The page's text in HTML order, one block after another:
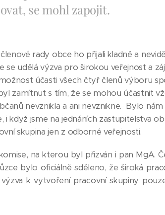
se mohl zapojit.
rady obce ho přijali kladně a
udělá výzva pro širokou veřejnost a
účasti všech čtyř členů výboru
zamítnut s tím, že se mohou účastnit
nevznikla a ani nevznikne. Bylo
když jsme na jednáních zastupitelstva
skupina jen z odborné veřejnosti.
na kterou byl přizván i pan MgA.
bylo oficiálně sděleno, že široká
k vytvoření pracovní skupiny